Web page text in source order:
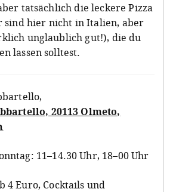
tatsächlich die leckere Pizza
sind hier nicht in Italien, aber
unglaublich gut!), die du
lassen solltest.
,
20113 Olmeto,
11–14.30 Uhr, 18–00 Uhr
4 Euro, Cocktails und